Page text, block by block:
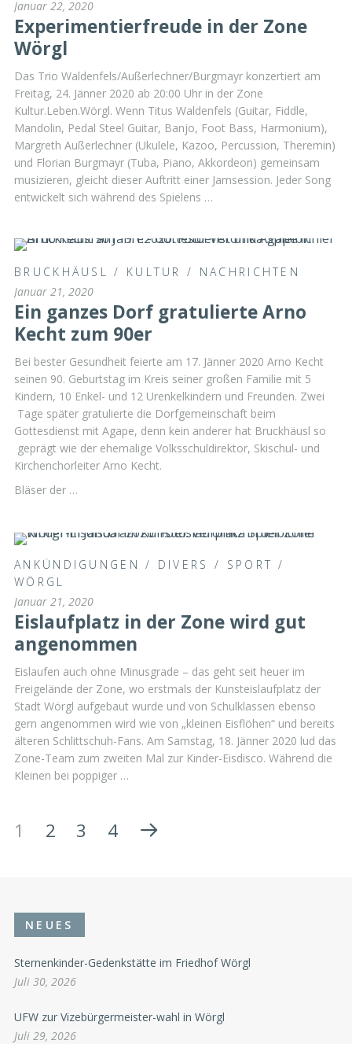
Januar 22, 2020
Experimentierfreude in der Zone
Wörgl
Das Trio Waldenfels/Außerlechner/Burgmayr konzertiert am
Freitag, 24. Jänner 2020 ab 20:00 Uhr in der Zone
Kultur.Leben.Wörgl. Wenn Titus Waldenfels (Guitar, Fiddle,
Mandolin, Pedal Steel Guitar, Banjo, Foot Bass, Harmonium),
Margreth Außerlechner (Ukulele, Kazoo, Percussion, Theremin)
und Florian Burgmayr (Tuba, Piano, Akkordeon) gemeinsam
musizieren, gleicht dieser Auftritt einer Jamsession. Jeder Song
entwickelt sich während des Spielens …
BRUCKHÄUSL / KULTUR / NACHRICHTEN
Januar 21, 2020
Ein ganzes Dorf gratulierte Arno
Kecht zum 90er
Bei bester Gesundheit feierte am 17. Jänner 2020 Arno Kecht
seinen 90. Geburtstag im Kreis seiner großen Familie mit 5
Kindern, 10 Enkel- und 12 Urenkelkindern und Freunden. Zwei
Tage später gratulierte die Dorfgemeinschaft beim
Gottesdienst mit Agape, denn kein anderer hat Bruckhäusl so
geprägt wie der ehemalige Volksschuldirektor, Skischul- und
Kirchenchorleiter Arno Kecht.
Bläser der …
ANKÜNDIGUNGEN / DIVERS / SPORT /
WÖRGL
Januar 21, 2020
Eislaufplatz in der Zone wird gut
angenommen
Eislaufen auch ohne Minusgrade – das geht seit heuer im
Freigelände der Zone, wo erstmals der Kunsteislaufplatz der
Stadt Wörgl aufgebaut wurde und von Schulklassen ebenso
gern angenommen wird wie von „kleinen Eisflöhen“ und bereits
älteren Schlittschuh-Fans. Am Samstag, 18. Jänner 2020 lud das
Zone-Team zum zweiten Mal zur Kinder-Eisdisco. Während die
Kleinen bei poppiger …
1 2 3 4
NEUES
Sternenkinder-Gedenkstätte im Friedhof Wörgl
Juli 30, 2026
UFW zur Vizebürgermeister-wahl in Wörgl
Juli 29, 2026